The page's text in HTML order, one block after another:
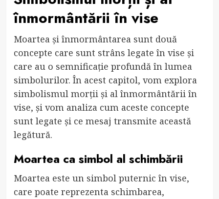
înmormântării în vise
Moartea și înmormântarea sunt două
concepte care sunt strâns legate în vise și
care au o semnificație profundă în lumea
simbolurilor. În acest capitol, vom explora
simbolismul morții și al înmormântării în
vise, și vom analiza cum aceste concepte
sunt legate și ce mesaj transmite această
legătură.
Moartea ca simbol al schimbării
Moartea este un simbol puternic în vise,
care poate reprezenta schimbarea,